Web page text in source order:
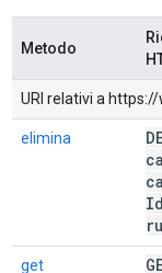
Metodo
URI relativi a
elimina
Id
get